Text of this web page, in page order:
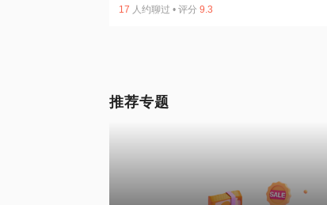
17 人约聊过 • 评分 9.3
推荐专题